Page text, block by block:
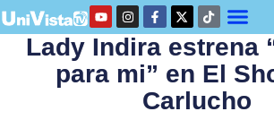
Lady Indira estrena
para mi” en El
Carlucho